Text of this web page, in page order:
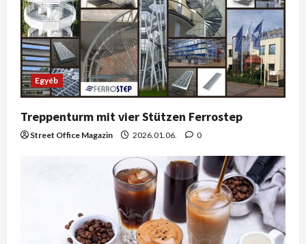
Egyéb
Treppenturm mit vier Stützen Ferrostep
Street Office Magazin 2026.01.06. 0